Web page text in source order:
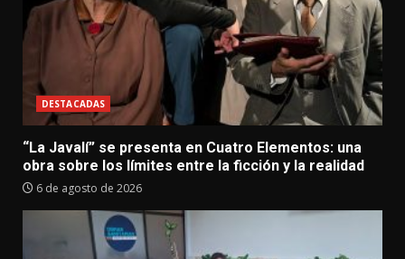
DESTACADAS
“La Javalí” se presenta en Cuatro Elementos: una
obra sobre los límites entre la ficción y la realidad
6 de agosto de 2026